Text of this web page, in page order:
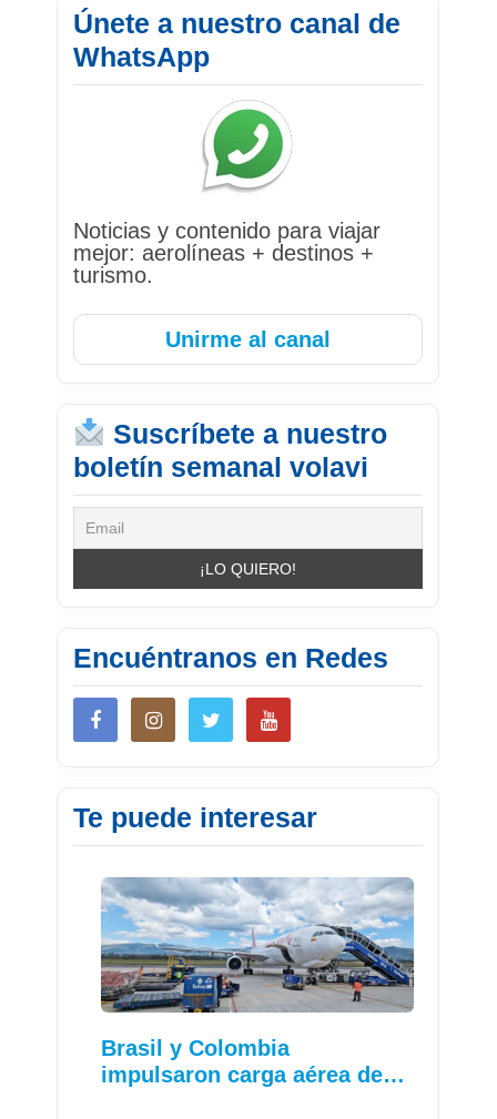
Únete a nuestro canal de
WhatsApp
Noticias y contenido para viajar
mejor: aerolíneas + destinos +
turismo.
Unirme al canal
Suscríbete a nuestro
boletín semanal volavi
Encuéntranos en Redes
Te puede interesar
Brasil y Colombia
impulsaron carga aérea de…